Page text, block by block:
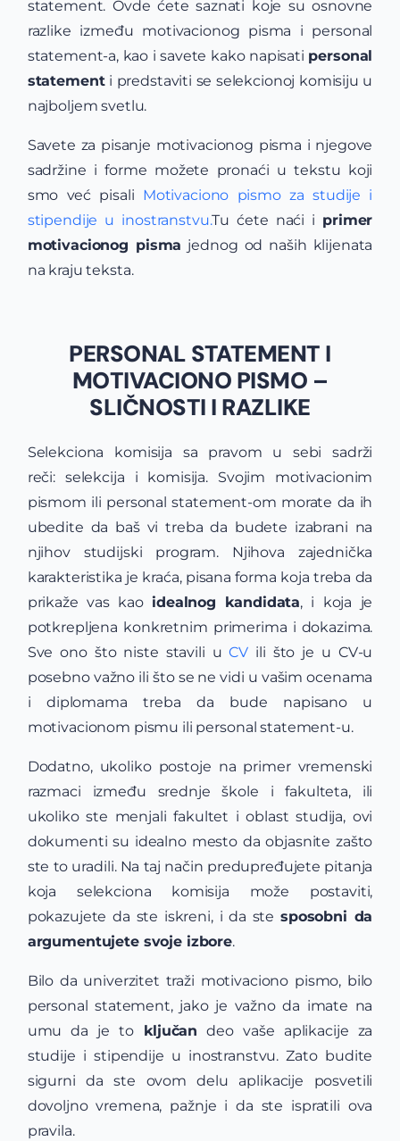
statement. Ovde ćete saznati koje su osnovne
razlike između motivacionog pisma i personal
statement-a, kao i savete kako napisati personal
statementi predstaviti se selekcionoj komisiju u
najboljem svetlu.
Savete za pisanje motivacionog pisma i njegove
sadržine i forme možete pronaći u tekstu koji
smo već pisali Motivaciono pismo za studije i
stipendije u inostranstvu.Tu ćete naći i primer
motivacionog pisma jednog od naših klijenata
na kraju teksta.
PERSONAL STATEMENT I
MOTIVACIONO PISMO –
SLIČNOSTI I RAZLIKE
Selekciona komisija sa pravom u sebi sadrži
reči: selekcija i komisija. Svojim motivacionim
pismom ili personal statement-om morate da ih
ubedite da baš vi treba da budete izabrani na
njihov studijski program. Njihova zajednička
karakteristika je kraća, pisana forma koja treba da
prikaže vas kao idealnog kandidata, i koja je
potkrepljena konkretnim primerima i dokazima.
Sve ono što niste stavili uCV ili što je u CV-u
posebno važno ili što se ne vidi u vašim ocenama
i diplomama treba da bude napisano u
motivacionom pismu ili personal statement-u.
Dodatno, ukoliko postoje na primer vremenski
razmaci između srednje škole i fakulteta, ili
ukoliko ste menjali fakultet i oblast studija, ovi
dokumenti su idealno mesto da objasnite zašto
ste to uradili. Na taj način predupređujete pitanja
koja selekciona komisija može postaviti,
pokazujete da ste iskreni, i da ste sposobni da
argumentujete svoje izbore.
Bilo da univerzitet traži motivaciono pismo, bilo
personal statement, jako je važno da imate na
umu da je to ključan deo vaše aplikacije za
studije i stipendije u inostranstvu. Zato budite
sigurni da ste ovom delu aplikacije posvetili
dovoljno vremena, pažnje i da ste ispratili ova
pravila.